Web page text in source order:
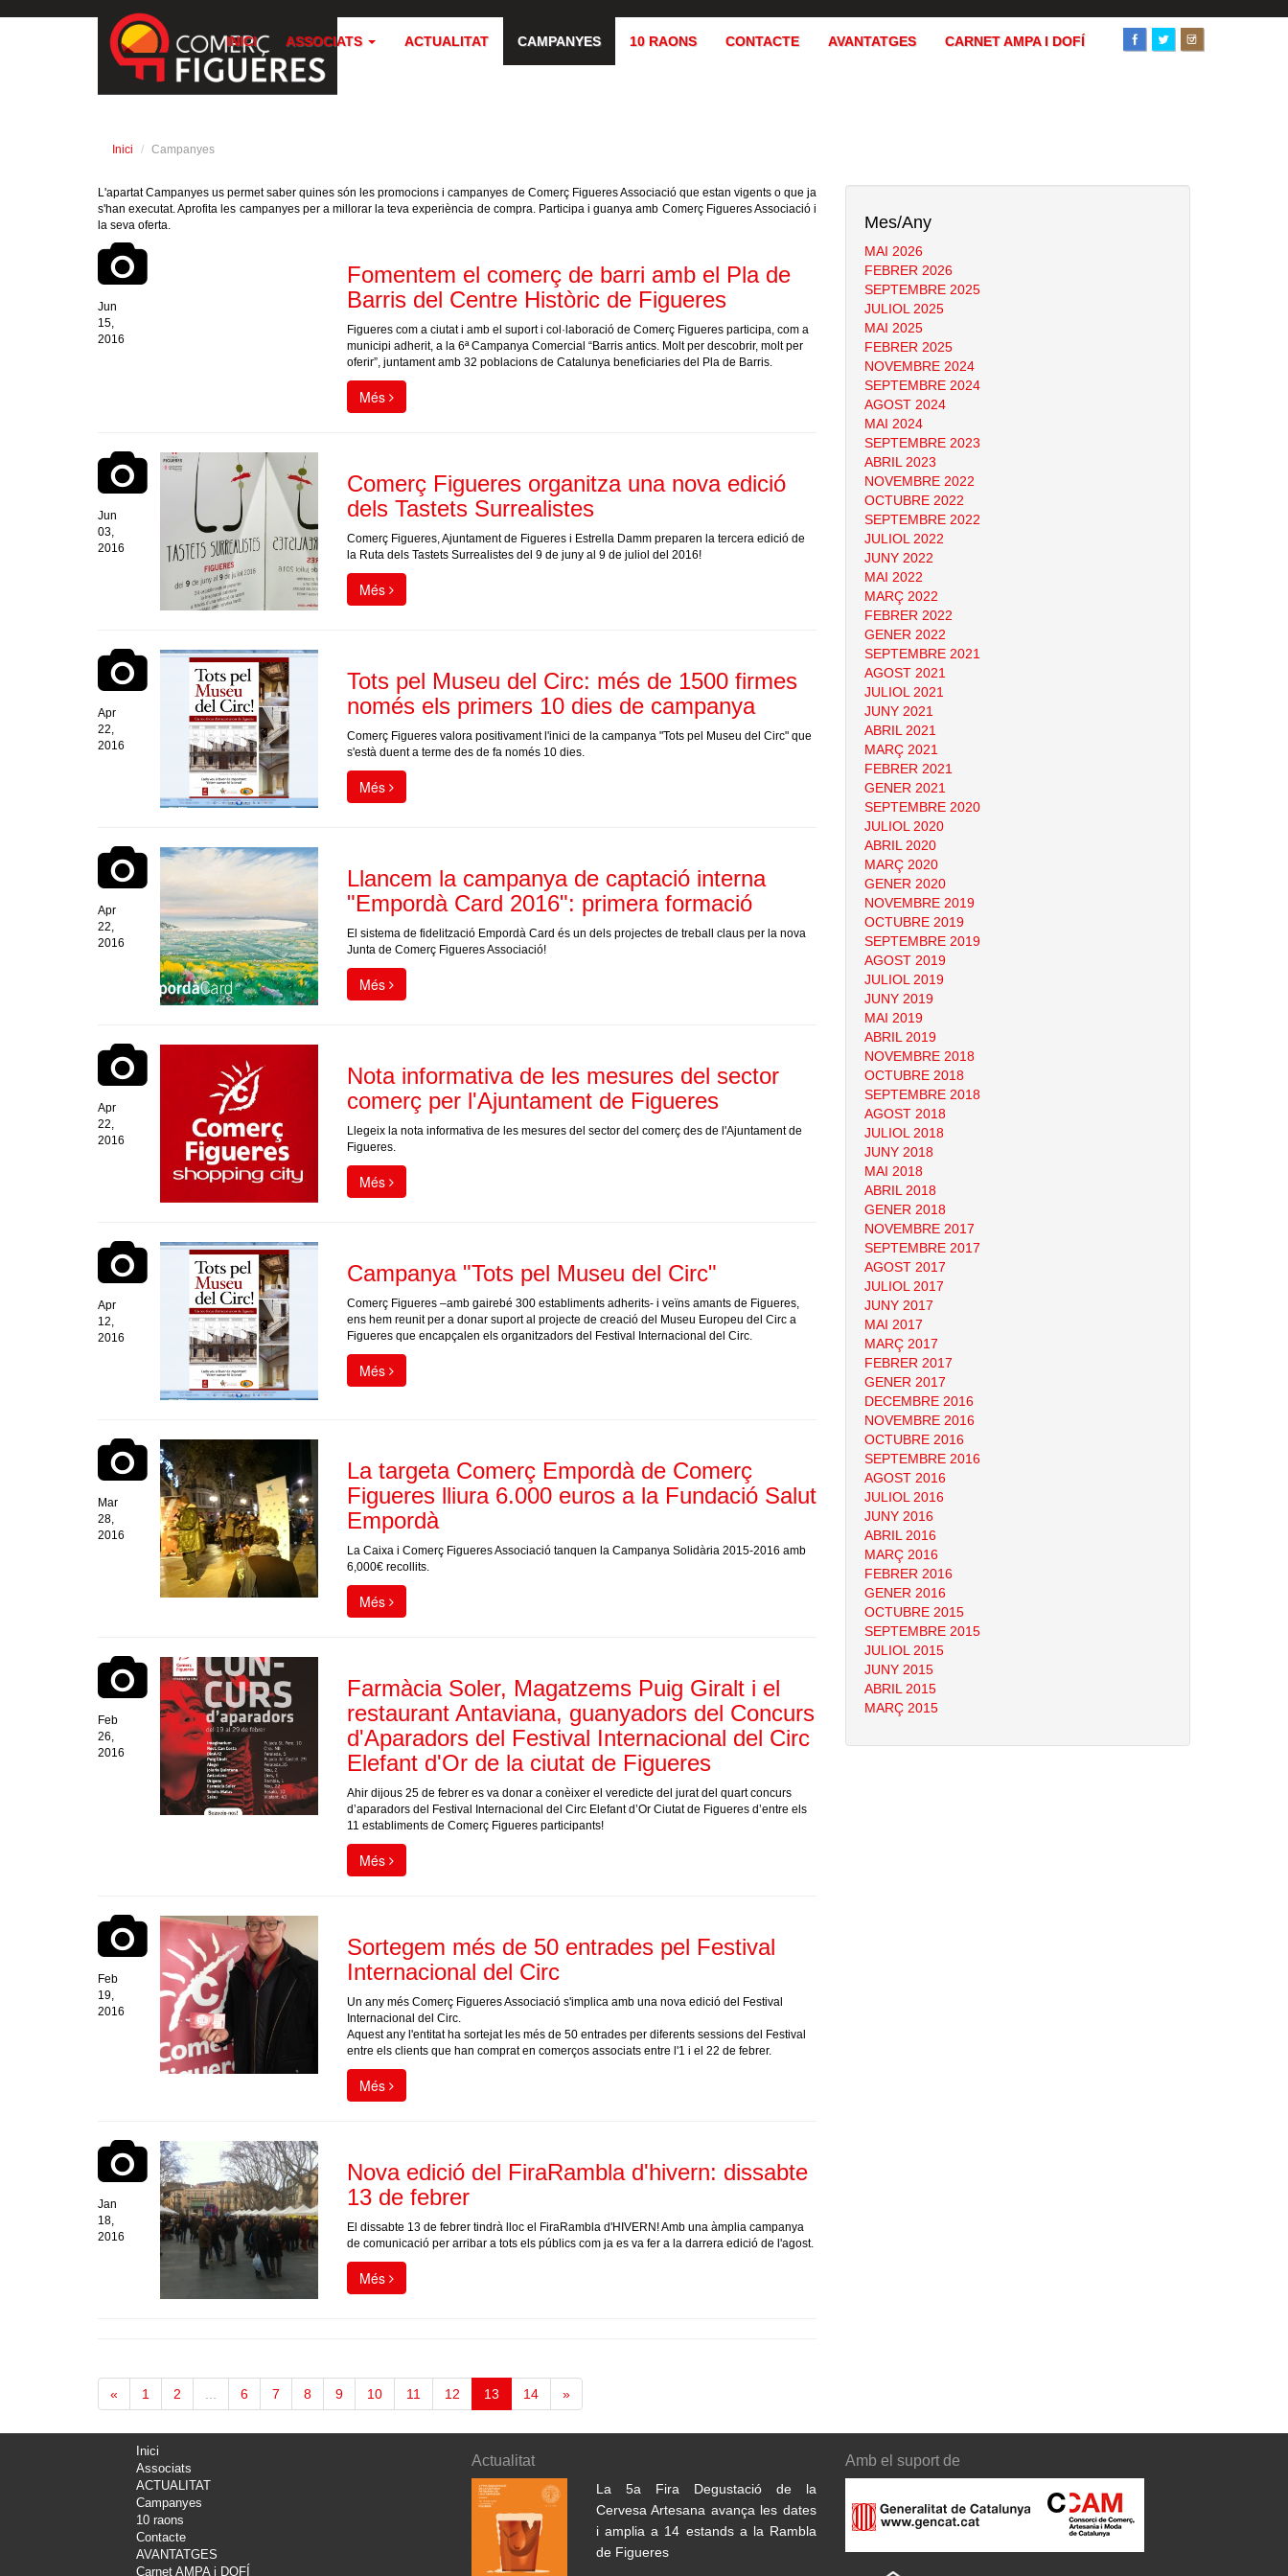
INICI ASSOCIATS ACTUALITAT CAMPANYES 10 RAONS CONTACTE AVANTATGES CARNET AMPA I DOFÍ
Inici Campanyes
L'apartat Campanyes us permet saber quines són les promocions i campanyes de Comerç Figueres Associació que estan vigents o que ja
s'han executat. Aprofita les campanyes per a millorar la teva experiència de compra. Participa i guanya amb Comerç Figueres Associació i
la seva oferta.
Jun
15,
2016
Fomentem el comerç de barri amb el Pla de
Barris del Centre Històric de Figueres
Figueres com a ciutat i amb el suport i col·laboració de Comerç Figueres participa, com a
municipi adherit, a la 6ª Campanya Comercial “Barris antics. Molt per descobrir, molt per
oferir”, juntament amb 32 poblacions de Catalunya beneficiaries del Pla de Barris.
Més
Jun
03,
2016
Comerç Figueres organitza una nova edició
dels Tastets Surrealistes
Comerç Figueres, Ajuntament de Figueres i Estrella Damm preparen la tercera edició de
la Ruta dels Tastets Surrealistes del 9 de juny al 9 de juliol del 2016!
Més
Apr
22,
2016
Tots pel Museu del Circ: més de 1500 firmes
només els primers 10 dies de campanya
Comerç Figueres valora positivament l'inici de la campanya "Tots pel Museu del Circ" que
s'està duent a terme des de fa només 10 dies.
Més
Apr
22,
2016
Llancem la campanya de captació interna
"Empordà Card 2016": primera formació
El sistema de fidelització Empordà Card és un dels projectes de treball claus per la nova
Junta de Comerç Figueres Associació!
Més
Apr
22,
2016
Nota informativa de les mesures del sector
comerç per l'Ajuntament de Figueres
Llegeix la nota informativa de les mesures del sector del comerç des de l'Ajuntament de
Figueres.
Més
Apr
12,
2016
Campanya "Tots pel Museu del Circ"
Comerç Figueres –amb gairebé 300 establiments adherits- i veïns amants de Figueres,
ens hem reunit per a donar suport al projecte de creació del Museu Europeu del Circ a
Figueres que encapçalen els organitzadors del Festival Internacional del Circ.
Més
Mar
28,
2016
La targeta Comerç Empordà de Comerç
Figueres lliura 6.000 euros a la Fundació Salut
Empordà
La Caixa i Comerç Figueres Associació tanquen la Campanya Solidària 2015-2016 amb
6,000€ recollits.
Més
Feb
26,
2016
Farmàcia Soler, Magatzems Puig Giralt i el
restaurant Antaviana, guanyadors del Concurs
d'Aparadors del Festival Internacional del Circ
Elefant d'Or de la ciutat de Figueres
Ahir dijous 25 de febrer es va donar a conèixer el veredicte del jurat del quart concurs
d’aparadors del Festival Internacional del Circ Elefant d’Or Ciutat de Figueres d’entre els
11 establiments de Comerç Figueres participants!
Més
Feb
19,
2016
Sortegem més de 50 entrades pel Festival
Internacional del Circ
Un any més Comerç Figueres Associació s'implica amb una nova edició del Festival
Internacional del Circ.
Aquest any l'entitat ha sortejat les més de 50 entrades per diferents sessions del Festival
entre els clients que han comprat en comerços associats entre l'1 i el 22 de febrer.
Més
Jan
18,
2016
Nova edició del FiraRambla d'hivern: dissabte
13 de febrer
El dissabte 13 de febrer tindrà lloc el FiraRambla d'HIVERN! Amb una àmplia campanya
de comunicació per arribar a tots els públics com ja es va fer a la darrera edició de l'agost.
Més
« 1 2 6 7 8 9 10 11 12 13 14 »
Mes/Any
MAI 2026
FEBRER 2026
SEPTEMBRE 2025
JULIOL 2025
MAI 2025
FEBRER 2025
NOVEMBRE 2024
SEPTEMBRE 2024
AGOST 2024
MAI 2024
SEPTEMBRE 2023
ABRIL 2023
NOVEMBRE 2022
OCTUBRE 2022
SEPTEMBRE 2022
JULIOL 2022
JUNY 2022
MAI 2022
MARÇ 2022
FEBRER 2022
GENER 2022
SEPTEMBRE 2021
AGOST 2021
JULIOL 2021
JUNY 2021
ABRIL 2021
MARÇ 2021
FEBRER 2021
GENER 2021
SEPTEMBRE 2020
JULIOL 2020
ABRIL 2020
MARÇ 2020
GENER 2020
NOVEMBRE 2019
OCTUBRE 2019
SEPTEMBRE 2019
AGOST 2019
JULIOL 2019
JUNY 2019
MAI 2019
ABRIL 2019
NOVEMBRE 2018
OCTUBRE 2018
SEPTEMBRE 2018
AGOST 2018
JULIOL 2018
JUNY 2018
MAI 2018
ABRIL 2018
GENER 2018
NOVEMBRE 2017
SEPTEMBRE 2017
AGOST 2017
JULIOL 2017
JUNY 2017
MAI 2017
MARÇ 2017
FEBRER 2017
GENER 2017
DECEMBRE 2016
NOVEMBRE 2016
OCTUBRE 2016
SEPTEMBRE 2016
AGOST 2016
JULIOL 2016
JUNY 2016
ABRIL 2016
MARÇ 2016
FEBRER 2016
GENER 2016
OCTUBRE 2015
SEPTEMBRE 2015
JULIOL 2015
JUNY 2015
ABRIL 2015
MARÇ 2015
Inici
Associats
ACTUALITAT
Campanyes
10 raons
Contacte
AVANTATGES
Carnet AMPA i DOFÍ
Actualitat
La 5a Fira Degustació de la
Cervesa Artesana avança les dates
i amplia a 14 estands a la Rambla
de Figueres
Amb el suport de